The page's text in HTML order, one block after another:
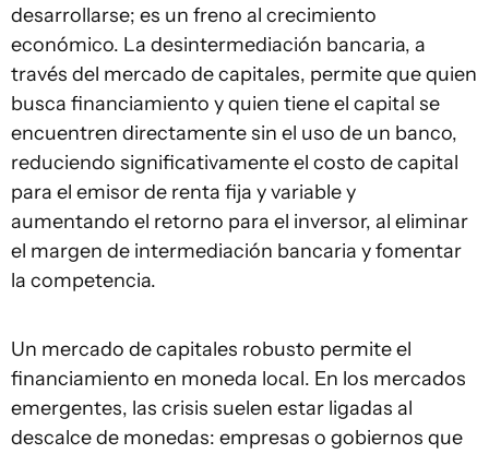
desarrollarse; es un freno al crecimiento
económico. La desintermediación bancaria, a
través del mercado de capitales, permite que quien
busca financiamiento y quien tiene el capital se
encuentren directamente sin el uso de un banco,
reduciendo significativamente el costo de capital
para el emisor de renta fija y variable y
aumentando el retorno para el inversor, al eliminar
el margen de intermediación bancaria y fomentar
la competencia.
Un mercado de capitales robusto permite el
financiamiento en moneda local. En los mercados
emergentes, las crisis suelen estar ligadas al
descalce de monedas: empresas o gobiernos que